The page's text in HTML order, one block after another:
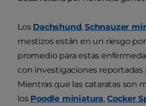
Los Dachshund,Schnauzer
mestizos están en un riesgo
promedio para estas
con investigaciones reportadas
Mientras que las cataratas son
los Poodle miniatura, Cocker